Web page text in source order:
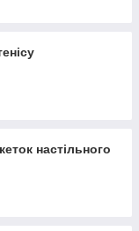
настільного